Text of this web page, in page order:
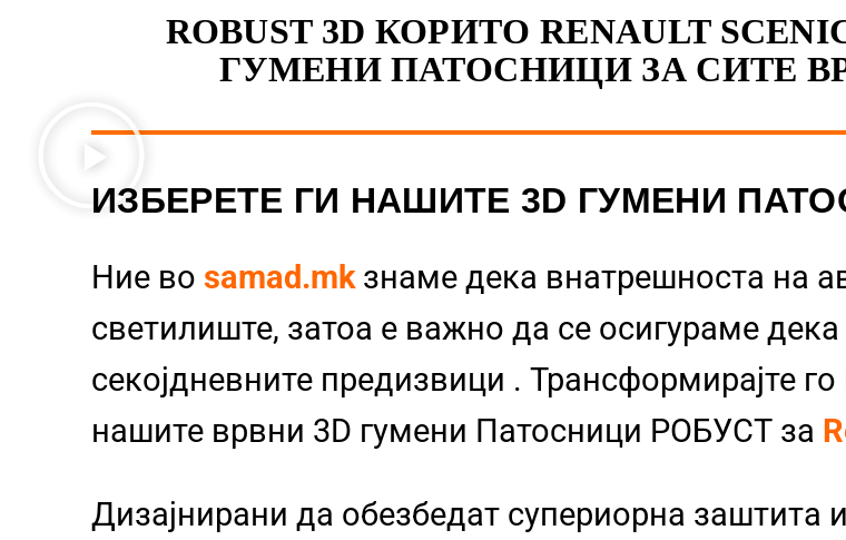
ROBUST 3D КОРИТО RENAULT
ГУМЕНИ ПАТОСНИЦИ ЗА СИТЕ
ИЗБЕРЕТЕ ГИ НАШИТЕ 3D ГУМЕНИ
Ние во samad.mk знаме дека внатрешноста на
светилиште, затоа е важно да се осигураме
секојдневните предизвици . Трансформирајте
нашите врвни 3D гумени Патосници РОБУСТ за
Дизајнирани да обезбедат супериорна заштита